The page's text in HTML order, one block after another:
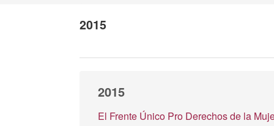
2015
2015
El Frente Único Pro Derechos de la